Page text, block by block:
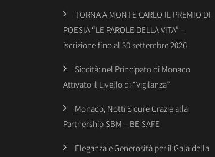
TORNA A MONTE CARLO IL PREMIO DI
POESIA “LE PAROLE DELLA VITA” –
iscrizione fino al 30 settembre 2026
Siccità: nel Principato di Monaco
Attivato il Livello di “Vigilanza”
Monaco, Notti Sicure Grazie alla
Partnership SBM – BE SAFE
Eleganza e Generosità per il Gala della